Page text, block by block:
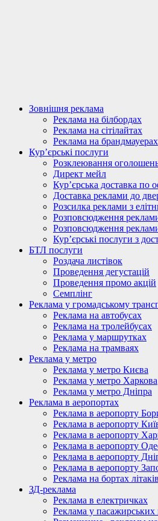
Зовнішня реклама
Реклама на білбордах
Реклама на сітілайтах
Реклама на брандмауерах
Кур’єрські послуги
Розклеювання
Директ мейл
Кур’єрська доставка по
Доставка реклами до
Розсилка реклами з
Розповсюдження
Розповсюдження
Кур’єрські послуги з
БТЛ послуги
Роздача листівок
Проведення дегустацій
Проведення промо акцій
Семплінг
Реклама у громадському
Реклама на автобусах
Реклама на тролейбусах
Реклама у маршрутках
Реклама на трамваях
Реклама у метро
Реклама у метро Києва
Реклама у метро Харкова
Реклама у метро Дніпра
Реклама в аеропортах
Реклама в аеропорту
Реклама в аеропорту
Реклама в аеропорту
Реклама в аеропорту
Реклама в аеропорту
Реклама в аеропорту
Реклама на бортах літаків
ЗД-реклама
Реклама в електричках
Реклама у пасажирських